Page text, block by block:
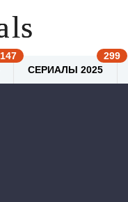
СЕРИАЛЫ 2025